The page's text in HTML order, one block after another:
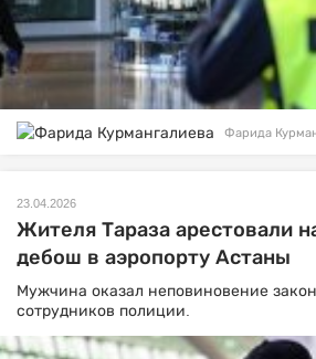
Фарида
23.04.2026
Жителя Тараза арестовали
дебош в аэропорту Астаны
Мужчина оказал неповиновение
сотрудников полиции.